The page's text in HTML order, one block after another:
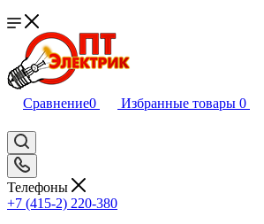
Сравнение0 Избранные товары 0
Телефоны
+7 (415-2) 220-380